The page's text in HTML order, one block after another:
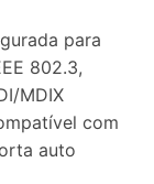
para
802.3,
MDIX
com
auto